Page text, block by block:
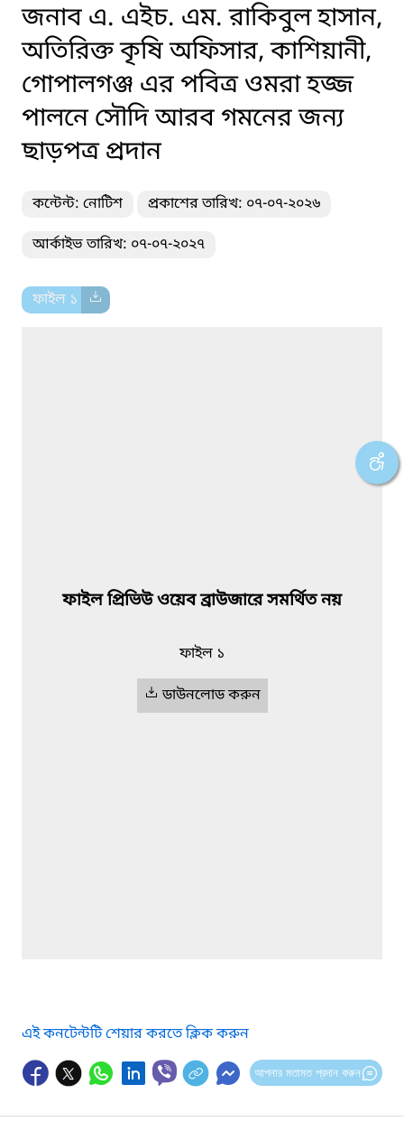
জনাব এ. এইচ. এম. রাকিবুল হাসান,
অতিরিক্ত কৃষি অফিসার, কাশিয়ানী,
গোপালগঞ্জ এর পবিত্র ওমরা হজ্জ
পালনে সৌদি আরব গমনের জন্য
ছাড়পত্র প্রদান
কন্টেন্ট: নোটিশ প্রকাশের তারিখ: ০৭-০৭-২০২৬
আর্কাইভ তারিখ: ০৭-০৭-২০২৭
ফাইল ১
ফাইল প্রিভিউ ওয়েব ব্রাউজারে সমর্থিত নয়
ফাইল ১
ডাউনলোড করুন
এই কনটেন্টটি শেয়ার করতে ক্লিক করুন
আপনার মতামত প্রদান করুন